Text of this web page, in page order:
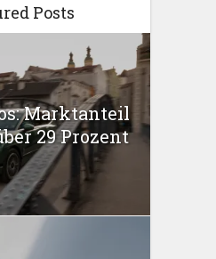
Posts
Marktanteil
29 Prozent